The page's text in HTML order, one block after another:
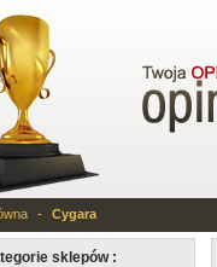
- Cygara
sklepów :